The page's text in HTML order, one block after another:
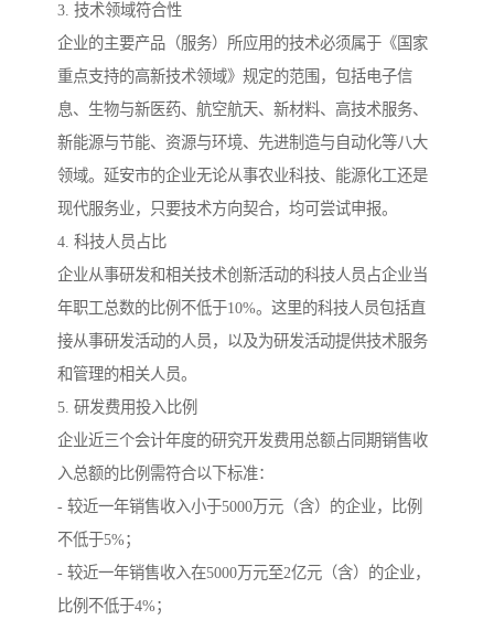
3. 技术领域符合性
企业的主要产品（服务）所应用的技术必须属于《国家
重点支持的高新技术领域》规定的范围，包括电子信
息、生物与新医药、航空航天、新材料、高技术服务、
新能源与节能、资源与环境、先进制造与自动化等八大
领域。延安市的企业无论从事农业科技、能源化工还是
现代服务业，只要技术方向契合，均可尝试申报。
4. 科技人员占比
企业从事研发和相关技术创新活动的科技人员占企业当
年职工总数的比例不低于10%。这里的科技人员包括直
接从事研发活动的人员，以及为研发活动提供技术服务
和管理的相关人员。
5. 研发费用投入比例
企业近三个会计年度的研究开发费用总额占同期销售收
入总额的比例需符合以下标准：
- 较近一年销售收入小于5000万元（含）的企业，比例
不低于5%；
- 较近一年销售收入在5000万元至2亿元（含）的企业，
比例不低于4%；